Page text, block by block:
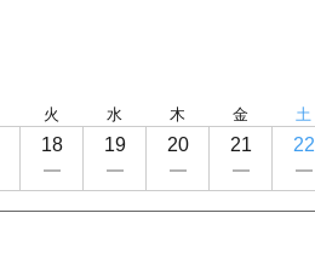
火
18
水
19
木
20
金
21
土
22